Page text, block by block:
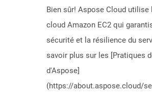
Bien sûr! Aspose Cloud utilise
cloud Amazon EC2 qui
sécurité et la résilience du
savoir plus sur les [Pratiques
d'Aspose]
(https://about.aspose.cloud/